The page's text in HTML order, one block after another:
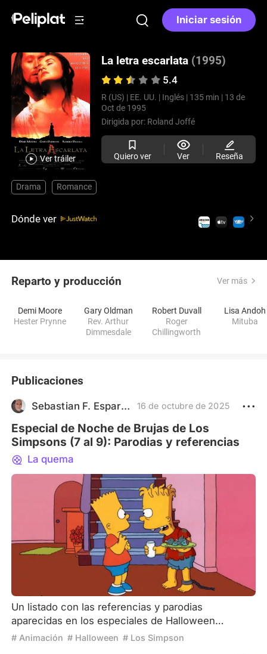
Iniciar sesión
Ver tráiler
La letra escarlata (1995)
5.4
R (US) | EE. UU. | Inglés | 135 min | 13 de
Oct de 1995
Dirigida por: Roland Joffé
Quiero ver Ver Reseña
Drama Romance
Dónde ver
Reparto y producción Ver más
Demi Moore
Hester Prynne
Gary Oldman
Rev. Arthur
Dimmesdale
Robert Duvall
Roger
Chillingworth
Lisa Andoh
Mituba
Publicaciones
Sebastian F. Esparza 16 de octubre de 2025
Especial de Noche de Brujas de Los
Simpsons (7 al 9): Parodias y referencias
La quema
Un listado con las referencias y parodias
aparecidas en los especiales de Halloween
séptimo al noveno de Los Simpsons. The
# Animación # Halloween # Los Simpson